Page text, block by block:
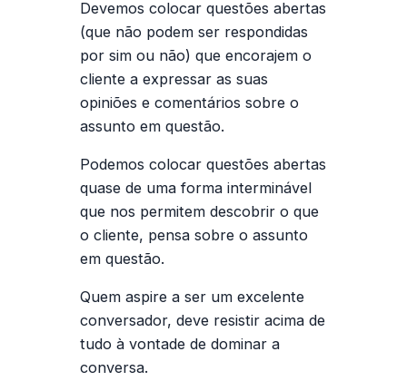
Devemos colocar questões abertas
(que não podem ser respondidas
por sim ou não) que encorajem o
cliente a expressar as suas
opiniões e comentários sobre o
assunto em questão.
Podemos colocar questões abertas
quase de uma forma interminável
que nos permitem descobrir o que
o cliente, pensa sobre o assunto
em questão.
Quem aspire a ser um excelente
conversador, deve resistir acima de
tudo à vontade de dominar a
conversa.